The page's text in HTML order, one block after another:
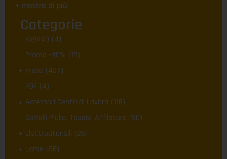
+ mostra di più
Categorie
Klein40 (4)
Promo -40% (19)
Frese (437)
PDF (4)
Accessori Centri di Lavoro (116)
Coltelli Pialla, Toupie, Affilatura (90)
Elettroutensili (25)
Lame (56)